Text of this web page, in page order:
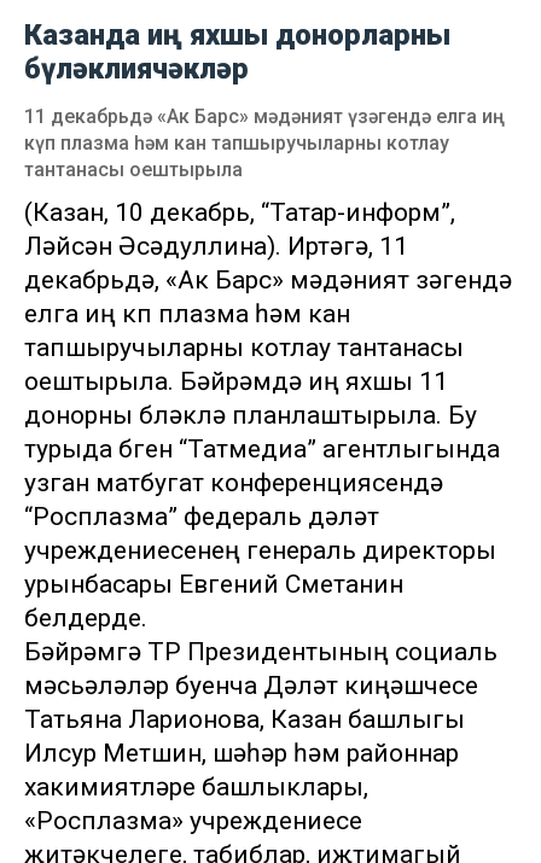
Казанда иң яхшы донорларны
бүләклиячәкләр
11 декабрьдә «Ак Барс» мәдәният үзәгендә елга иң
күп плазма һәм кан тапшыручыларны котлау
тантанасы оештырыла
(Казан, 10 декабрь, “Татар-информ”,
Ләйсән Әсәдуллина). Иртәгә, 11
декабрьдә, «Ак Барс» мәдәният үзәгендә
елга иң күп плазма һәм кан
тапшыручыларны котлау тантанасы
оештырыла. Бәйрәмдә иң яхшы 11
донорны бүләкләү планлаштырыла. Бу
турыда бүген “Татмедиа” агентлыгында
узган матбугат конференциясендә
“Росплазма” федераль дәүләт
учреждениесенең генераль директоры
урынбасары Евгений Сметанин
белдерде.
Бәйрәмгә ТР Президентының социаль
мәсьәләләр буенча Дәүләт киңәшчесе
Татьяна Ларионова, Казан башлыгы
Илсур Метшин, шәһәр һәм районнар
хакимиятләре башлыклары,
«Росплазма» учреждениесе
җитәкчелеге, табиблар, иҗтимагый